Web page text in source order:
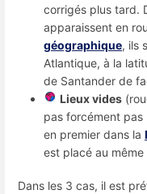
corrigés plus tard.
apparaissent en
géographique, ils
Atlantique, à la
de Santander de
Lieux vides
pas forcément
en premier dans la
est placé au
Dans les 3 cas, il est